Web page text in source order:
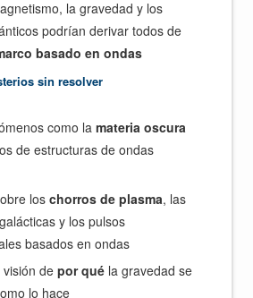
la gravedad y los
podrían derivar todos de
basado en ondas
sin resolver
como lamateria oscura
de estructuras de ondas
loschorros de plasma, las
y los pulsos
basados en ondas
visión depor qué la gravedad se
lo hace